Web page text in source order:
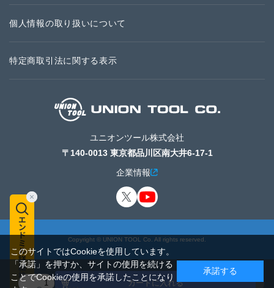
個人情報の取り扱いについて
特定商取引法に関する表示
ユニオンツール株式会社
〒140-0013 東京都品川区南大井6-17-1
企業情報
Copyright © UNION TOOL Co. All rights reserved.
このサイトではCookieを使用しています。
「承諾」を押すか、サイトの使用を続ける
ことでCookieの使用を承諾したことになり
承諾する
カートに入れる